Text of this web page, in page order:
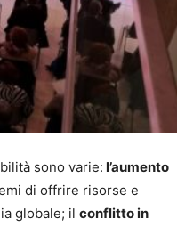
sono varie: l’aumento
di offrire risorse e
globale; il conflitto in